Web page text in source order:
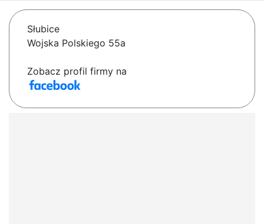
Słubice
Wojska Polskiego 55a
Zobacz profil firmy na